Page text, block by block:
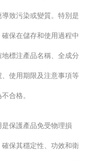
致污染或變質。特別是
保在儲存和使用過程中
標注產品名稱、全成分
使用期限及注意事項等
合格。
保護產品免受物理損
保其穩定性、功效和衛